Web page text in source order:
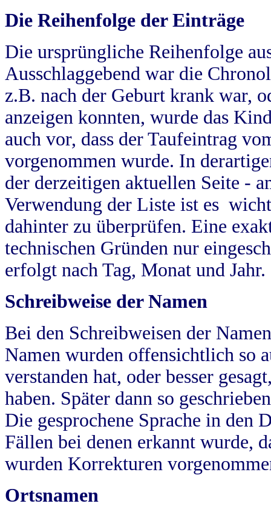
Die Reihenfolge der Einträge
Die ursprüngliche Reihenfolge
Ausschlaggebend war die
z.B. nach der Geburt krank war,
anzeigen konnten, wurde das
auch vor, dass der Taufeintrag
vorgenommen wurde. In
der derzeitigen aktuellen Seite -
Verwendung der Liste ist es
dahinter zu überprüfen. Eine
technischen Gründen nur
erfolgt nach Tag, Monat und Jahr.
Schreibweise der Namen
Bei den Schreibweisen der
Namen wurden offensichtlich so
verstanden hat, oder besser
haben. Später dann so
Die gesprochene Sprache in
Fällen bei denen erkannt wurde,
wurden Korrekturen
Ortsnamen